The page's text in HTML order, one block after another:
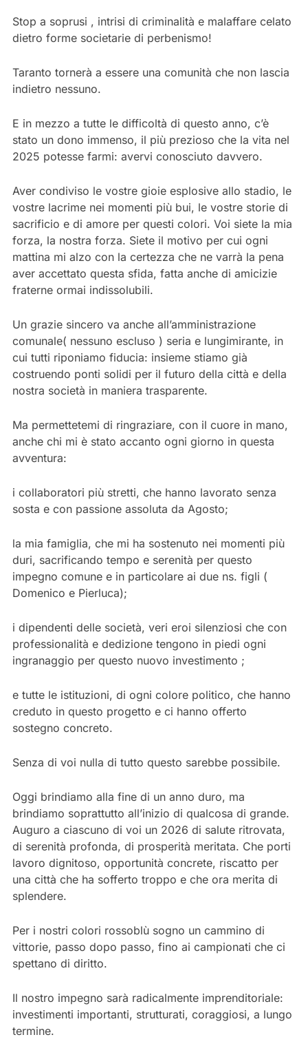
Stop a soprusi , intrisi di criminalità e malaffare celato
dietro forme societarie di perbenismo!
Taranto tornerà a essere una comunità che non lascia
indietro nessuno.
E in mezzo a tutte le difficoltà di questo anno, c’è
stato un dono immenso, il più prezioso che la vita nel
2025 potesse farmi: avervi conosciuto davvero.
Aver condiviso le vostre gioie esplosive allo stadio, le
vostre lacrime nei momenti più bui, le vostre storie di
sacrificio e di amore per questi colori. Voi siete la mia
forza, la nostra forza. Siete il motivo per cui ogni
mattina mi alzo con la certezza che ne varrà la pena
aver accettato questa sfida, fatta anche di amicizie
fraterne ormai indissolubili.
Un grazie sincero va anche all’amministrazione
comunale( nessuno escluso ) seria e lungimirante, in
cui tutti riponiamo fiducia: insieme stiamo già
costruendo ponti solidi per il futuro della città e della
nostra società in maniera trasparente.
Ma permettetemi di ringraziare, con il cuore in mano,
anche chi mi è stato accanto ogni giorno in questa
avventura:
i collaboratori più stretti, che hanno lavorato senza
sosta e con passione assoluta da Agosto;
la mia famiglia, che mi ha sostenuto nei momenti più
duri, sacrificando tempo e serenità per questo
impegno comune e in particolare ai due ns. figli (
Domenico e Pierluca);
i dipendenti delle società, veri eroi silenziosi che con
professionalità e dedizione tengono in piedi ogni
ingranaggio per questo nuovo investimento ;
e tutte le istituzioni, di ogni colore politico, che hanno
creduto in questo progetto e ci hanno offerto
sostegno concreto.
Senza di voi nulla di tutto questo sarebbe possibile.
Oggi brindiamo alla fine di un anno duro, ma
brindiamo soprattutto all’inizio di qualcosa di grande.
Auguro a ciascuno di voi un 2026 di salute ritrovata,
di serenità profonda, di prosperità meritata. Che porti
lavoro dignitoso, opportunità concrete, riscatto per
una città che ha sofferto troppo e che ora merita di
splendere.
Per i nostri colori rossoblù sogno un cammino di
vittorie, passo dopo passo, fino ai campionati che ci
spettano di diritto.
Il nostro impegno sarà radicalmente imprenditoriale:
investimenti importanti, strutturati, coraggiosi, a lungo
termine.